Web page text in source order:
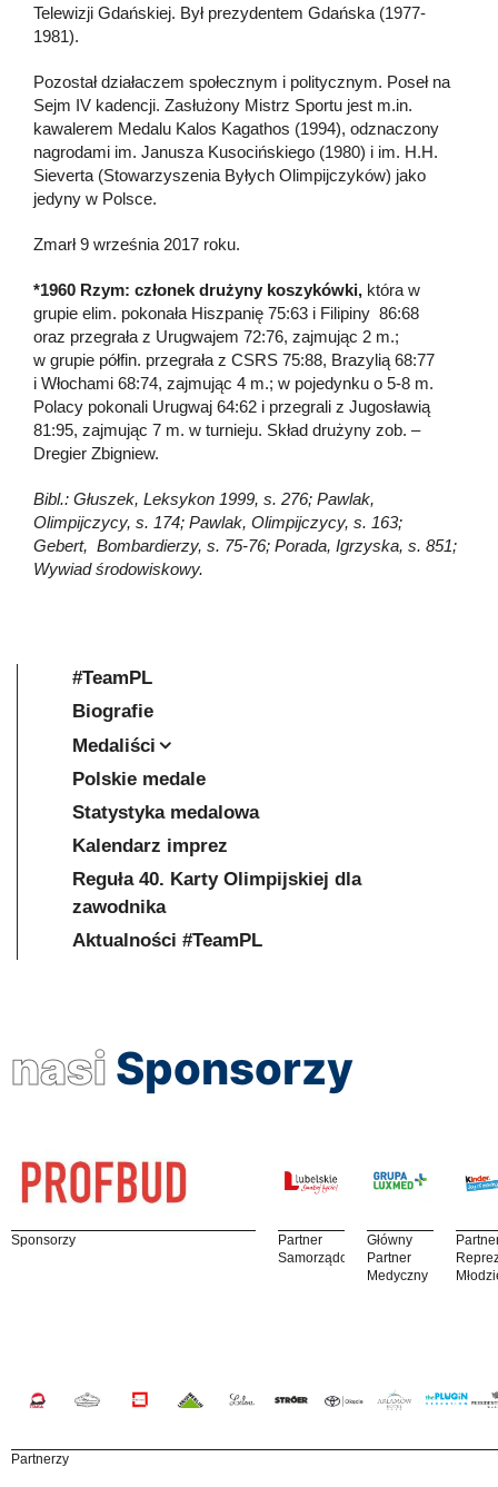
Telewizji Gdańskiej. Był prezydentem Gdańska (1977-
1981).
Pozostał działaczem społecznym i politycznym. Poseł na
Sejm IV kadencji. Zasłużony Mistrz Sportu jest m.in.
kawalerem Medalu Kalos Kagathos (1994), odznaczony
nagrodami im. Janusza Kusocińskiego (1980) i im. H.H.
Sieverta (Stowarzyszenia Byłych Olimpijczyków) jako
jedyny w Polsce.
Zmarł 9 września 2017 roku.
*1960 Rzym: członek drużyny koszykówki, która w
grupie elim. pokonała Hiszpanię 75:63 i Filipiny 86:68
oraz przegrała z Urugwajem 72:76, zajmując 2 m.;
w grupie półfin. przegrała z CSRS 75:88, Brazylią 68:77
i Włochami 68:74, zajmując 4 m.; w pojedynku o 5-8 m.
Polacy pokonali Urugwaj 64:62 i przegrali z Jugosławią
81:95, zajmując 7 m. w turnieju. Skład drużyny zob. –
Dregier Zbigniew.
Bibl.: Głuszek, Leksykon 1999, s. 276; Pawlak,
Olimpijczycy, s. 174; Pawlak, Olimpijczycy, s. 163;
Gebert, Bombardierzy, s. 75-76; Porada, Igrzyska, s. 851;
Wywiad środowiskowy.
#TeamPL
Biografie
Medaliści
Polskie medale
Statystyka medalowa
Kalendarz imprez
Reguła 40. Karty Olimpijskiej dla
zawodnika
Aktualności #TeamPL
nasi Sponsorzy
Sponsorzy
Partner
Samorządowy
Główny
Partner
Medyczny
Partnerzy